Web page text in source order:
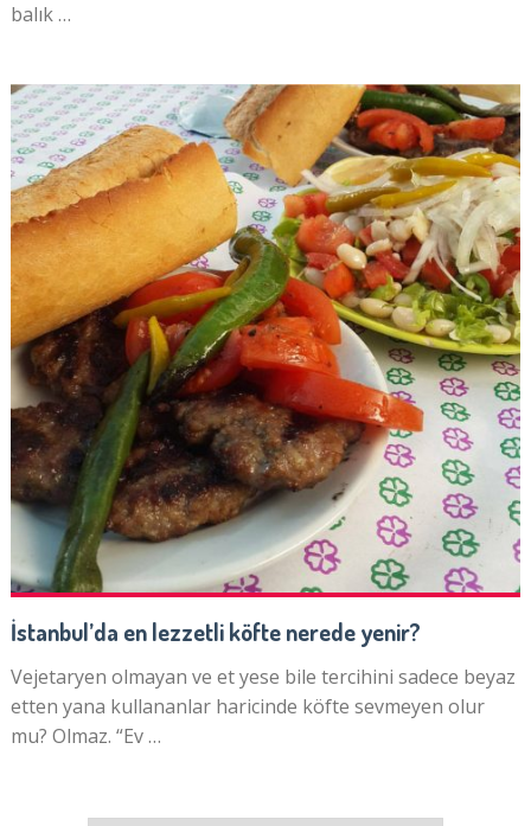
balık …
İstanbul’da en lezzetli köfte nerede yenir?
Vejetaryen olmayan ve et yese bile tercihini sadece beyaz
etten yana kullananlar haricinde köfte sevmeyen olur
mu? Olmaz. “Ev …